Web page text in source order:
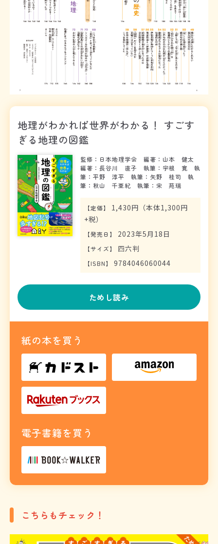
地理がわかれば世界がわかる！ すごす
ぎる地理の図鑑
監修：日本地理学会 編著：山本 健太
編著：長谷川 直子 執筆：宇根 寛 執
筆：平野 淳平 執筆：矢野 桂司 執
筆：秋山 千亜紀 執筆：宋 苑瑞
【定価】
1,430円（本体1,300円
+税）
【発売日 】 2023年5月18日
【サイズ】 四六判
【ISBN】 9784046060044
ためし読み
紙の本を買う
電子書籍を買う
こちらもチェック！